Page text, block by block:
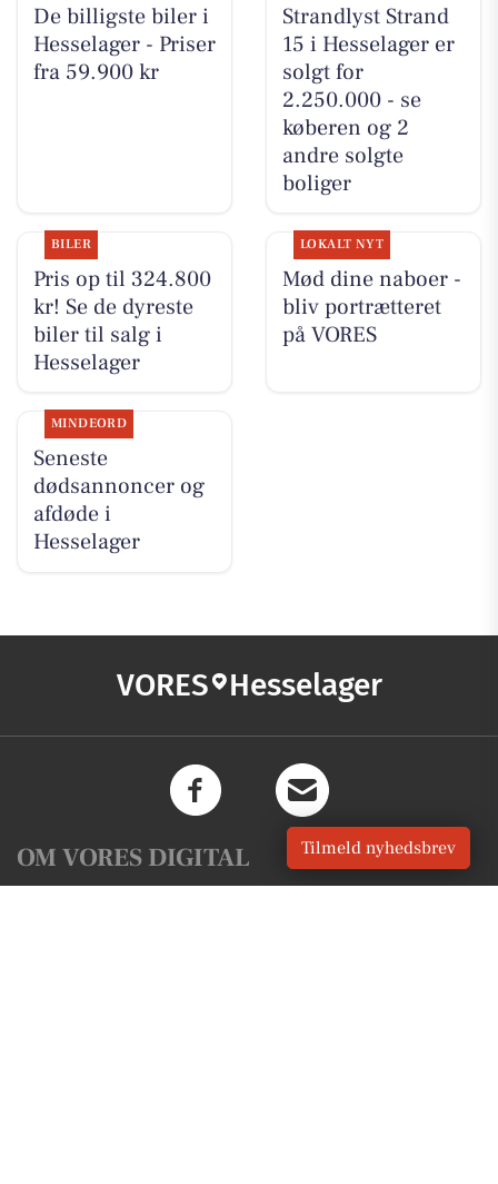
De billigste biler i
Hesselager - Priser
fra 59.900 kr
Strandlyst Strand
15 i Hesselager er
solgt for
2.250.000 - se
køberen og 2
andre solgte
boliger
BILER
Pris op til 324.800
kr! Se de dyreste
biler til salg i
Hesselager
LOKALT NYT
Mød dine naboer -
bliv portrætteret
på VORES
MINDEORD
Seneste
dødsannoncer og
afdøde i
Hesselager
VORES Hesselager
OM VORES DIGITAL Tilmeld nyhedsbrev